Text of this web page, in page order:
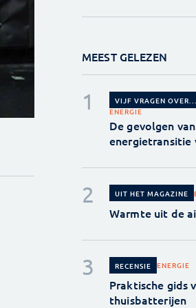
MEEST GELEZEN
VIJF VRAGEN OVER...
ENERGIE
De gevolgen
energietransitie
UIT HET MAGAZINE
Warmte uit de
RECENSIE ENERGIE
Praktische gids
thuisbatterijen